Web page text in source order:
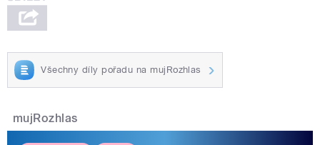
Všechny díly pořadu na mujRozhlas
mujRozhlas